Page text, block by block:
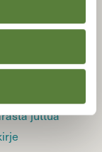
Luonto
juttua